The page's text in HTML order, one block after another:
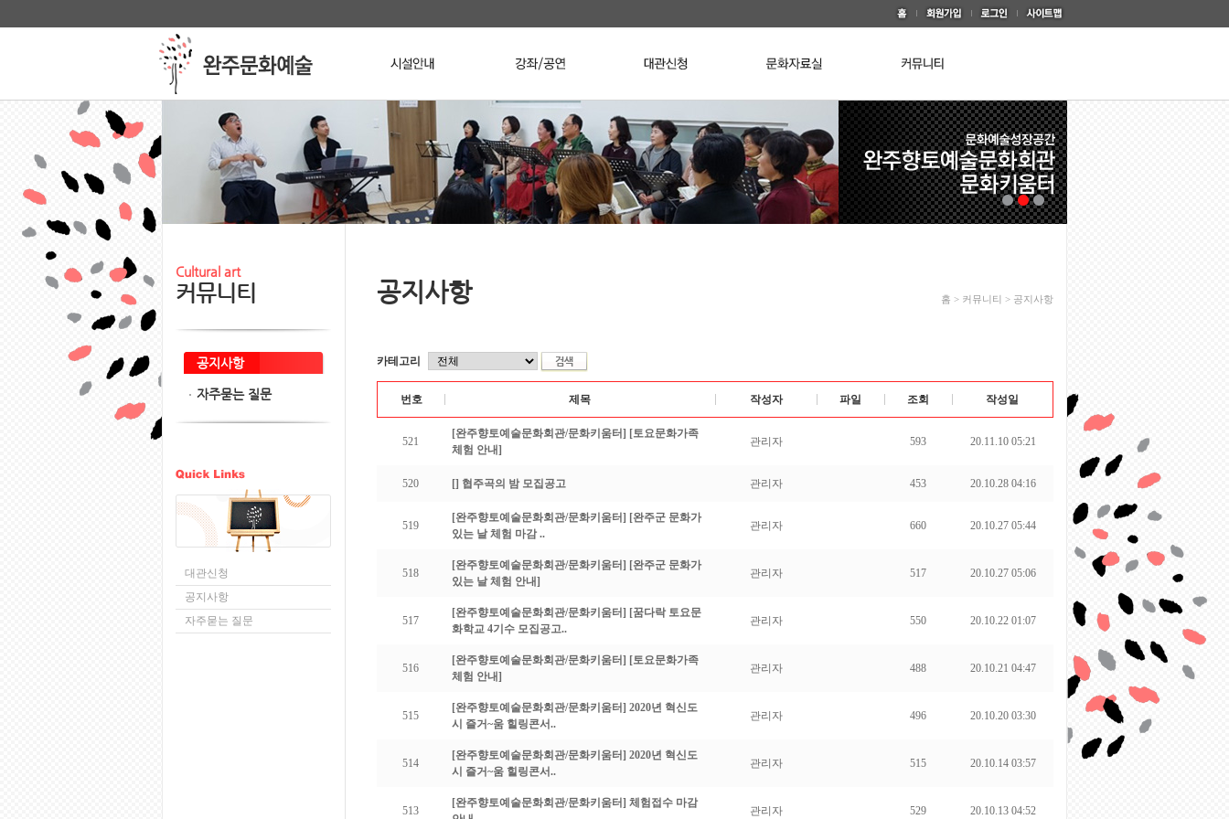
Cultural art
커뮤니티
공지사항
자주묻는 질문
대관신청
공지사항
자주묻는 질문
공지사항 홈 > 커뮤니티 > 공지사항
카테고리
번호 제목 작성자 파일 조회 작성일
521
[완주향토예술문화회관/문화키움터] [토요문화가족
체험 안내]
관리자 593 20.11.10 05:21
520 [] 협주곡의 밤 모집공고 관리자 453 20.10.28 04:16
519
[완주향토예술문화회관/문화키움터] [완주군 문화가
있는 날 체험 마감 ..
관리자 660 20.10.27 05:44
518
[완주향토예술문화회관/문화키움터] [완주군 문화가
있는 날 체험 안내]
관리자 517 20.10.27 05:06
517
[완주향토예술문화회관/문화키움터] [꿈다락 토요문
화학교 4기수 모집공고..
관리자 550 20.10.22 01:07
516
[완주향토예술문화회관/문화키움터] [토요문화가족
체험 안내]
관리자 488 20.10.21 04:47
515
[완주향토예술문화회관/문화키움터] 2020년 혁신도
시 즐거~움 힐링콘서..
관리자 496 20.10.20 03:30
514
[완주향토예술문화회관/문화키움터] 2020년 혁신도
시 즐거~움 힐링콘서..
관리자 515 20.10.14 03:57
513
[완주향토예술문화회관/문화키움터] 체험접수 마감
관리자 529 20.10.13 04:52